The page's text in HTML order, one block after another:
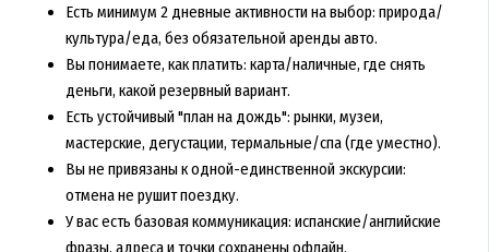
Есть минимум 2 дневные активности на выбор: природа/
культура/еда, без обязательной аренды авто.
Вы понимаете, как платить: карта/наличные, где снять
деньги, какой резервный вариант.
Есть устойчивый "план на дождь": рынки, музеи,
мастерские, дегустации, термальные/спа (где уместно).
Вы не привязаны к одной-единственной экскурсии:
отмена не рушит поездку.
У вас есть базовая коммуникация: испанские/английские
фразы, адреса и точки сохранены офлайн.